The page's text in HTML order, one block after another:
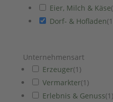
Eier, Milch & Käse(
Dorf- & Hofladen(1
Unternehmensart
Erzeuger(1 )
Vermarkter(1 )
Erlebnis & Genuss(1 )